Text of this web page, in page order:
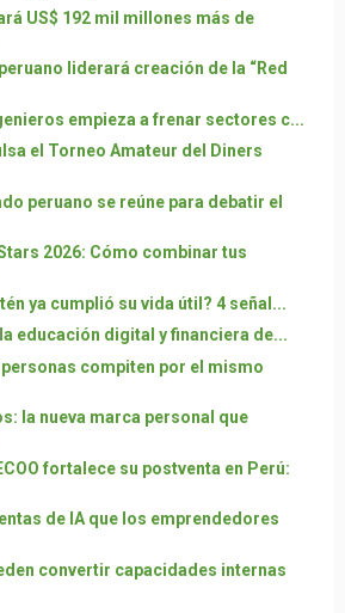
US$ 192 mil millones más de
liderará creación de la “Red
empieza a frenar sectores c...
el Torneo Amateur del Diners
peruano se reúne para debatir el
2026: Cómo combinar tus
ya cumplió su vida útil? 4 señal...
educación digital y financiera de...
personas compiten por el mismo
la nueva marca personal que
fortalece su postventa en Perú:
de IA que los emprendedores
convertir capacidades internas